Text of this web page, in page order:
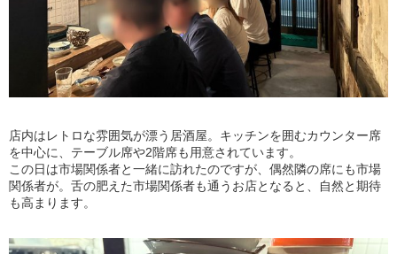
店内はレトロな雰囲気が漂う居酒屋。キッチンを囲むカウンター席
を中心に、テーブル席や2階席も用意されています。
この日は市場関係者と一緒に訪れたのですが、偶然隣の席にも市場
関係者が。舌の肥えた市場関係者も通うお店となると、自然と期待
も高まります。